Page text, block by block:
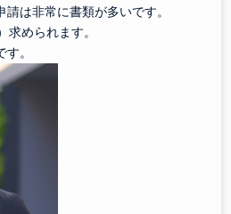
は非常に書類が多いです。
求められます。
。